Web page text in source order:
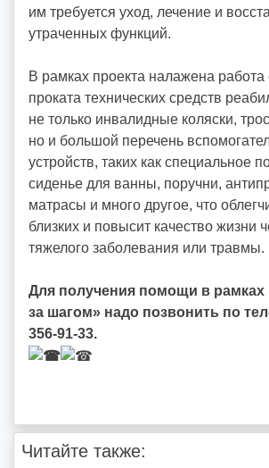
им требуется уход, лечение и
утраченных функций.
В рамках проекта налажена
проката технических средств
не только инвалидные коляски,
но и большой перечень
устройств, таких как специальное
сиденье для ванны, поручни,
матрасы и много другое, что
близких и повысит качество жизни
тяжелого заболевания или травмы.
Для получения помощи в рамках
за шагом» надо позвонить по
356-91-33.
Читайте также: